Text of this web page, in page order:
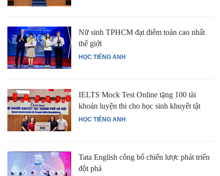
HỌC TIẾNG ANH
Nữ sinh TPHCM đạt điểm toán cao nhất
thế giới
HỌC TIẾNG ANH
IELTS Mock Test Online tặng 100 tài
khoản luyện thi cho học sinh khuyết tật
Tata English công bố chiến lược phát triển
đột phá